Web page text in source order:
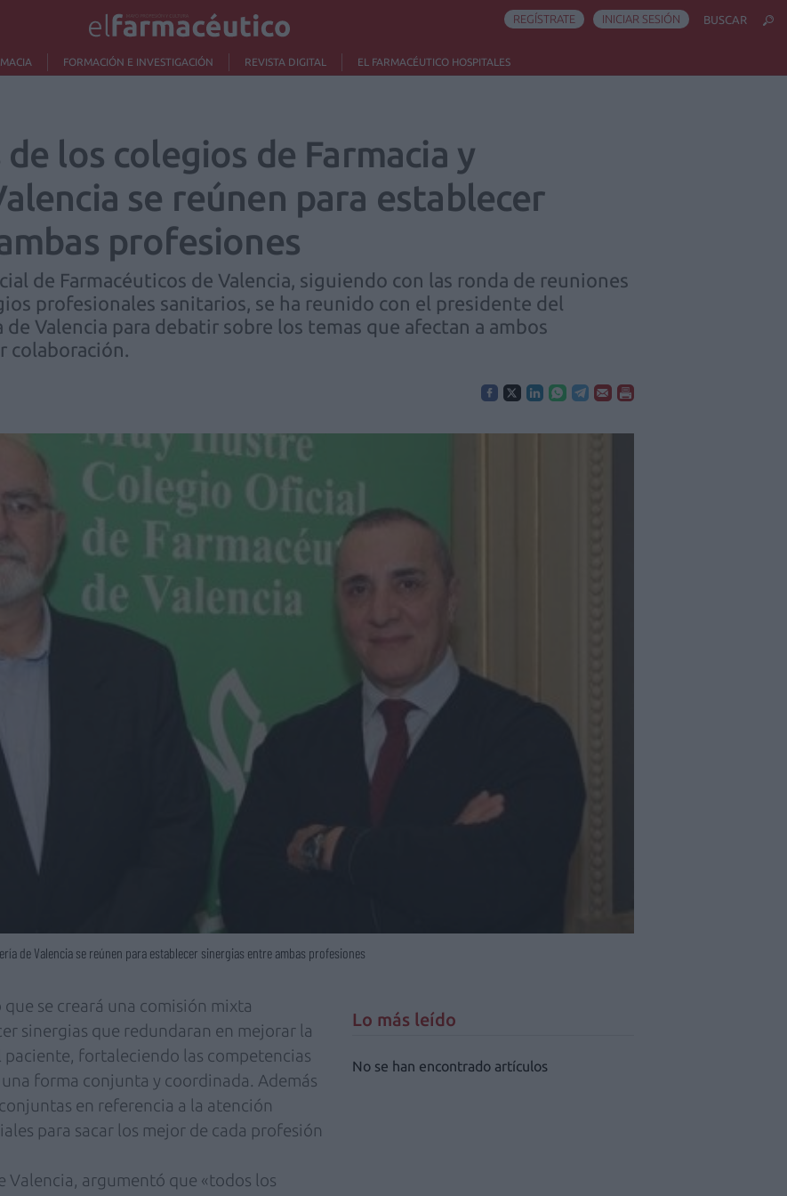
FORMACIÓN E INVESTIGACIÓN REVISTA DIGITAL EL FARMACÉUTICO HOSPITALES
REGÍSTRATE INICIAR SESIÓN BUSCAR
los colegios de Farmacia y
se reúnen para establecer
profesiones
de Farmacéuticos de Valencia, siguiendo con las ronda de reuniones
profesionales sanitarios, se ha reunido con el presidente del
Valencia para debatir sobre los temas que afectan a ambos
colaboración.
de Valencia se reúnen para establecer sinergias entre ambas profesiones
se creará una comisión mixta
sinergias que redundaran en mejorar la
fortaleciendo las competencias
forma conjunta y coordinada. Además
en referencia a la atención
para sacar los mejor de cada profesión
Valencia, argumentó que «todos los
Lo más leído
No se han encontrado artículos